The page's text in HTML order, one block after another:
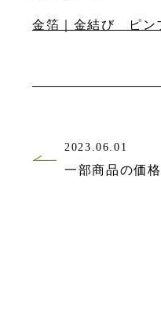
金箔｜金結び ピン
2023.06.01
一部商品の価